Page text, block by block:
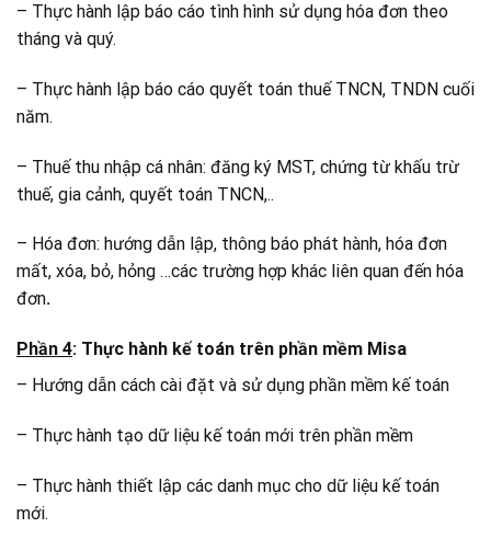
– Thực hành lập báo cáo tình hình sử dụng hóa đơn theo
tháng và quý.
– Thực hành lập báo cáo quyết toán thuế TNCN, TNDN cuối
năm.
– Thuế thu nhập cá nhân: đăng ký MST, chứng từ khấu trừ
thuế, gia cảnh, quyết toán TNCN,..
– Hóa đơn: hướng dẫn lập, thông báo phát hành, hóa đơn
mất, xóa, bỏ, hỏng …các trường hợp khác liên quan đến hóa
đơn.
Phần 4: Thực hành kế toán trên phần mềm Misa
– Hướng dẫn cách cài đặt và sử dụng phần mềm kế toán
– Thực hành tạo dữ liệu kế toán mới trên phần mềm
– Thực hành thiết lập các danh mục cho dữ liệu kế toán
mới.